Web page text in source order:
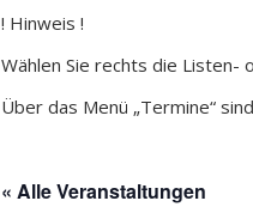
! Hinweis !
Wählen Sie rechts die Listen-
Über das Menü „Termine“
« Alle Veranstaltungen